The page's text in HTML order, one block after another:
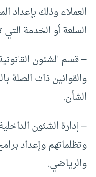
العملاء وذلك بإعداد
السلعة أو الخدمة
– قسم الشئون
والقوانين ذات الصلة
الشأن.
– إدارة الشئون
وتظلماتهم وإعداد
والرياضي.